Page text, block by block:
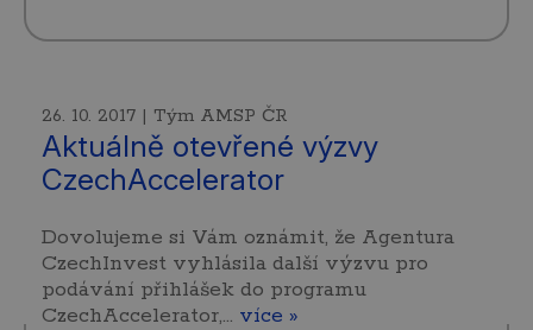
26. 10. 2017 | Tým AMSP ČR
Aktuálně otevřené výzvy
CzechAccelerator
Dovolujeme si Vám oznámit, že Agentura
CzechInvest vyhlásila další výzvu pro
podávání přihlášek do programu
CzechAccelerator,… více »